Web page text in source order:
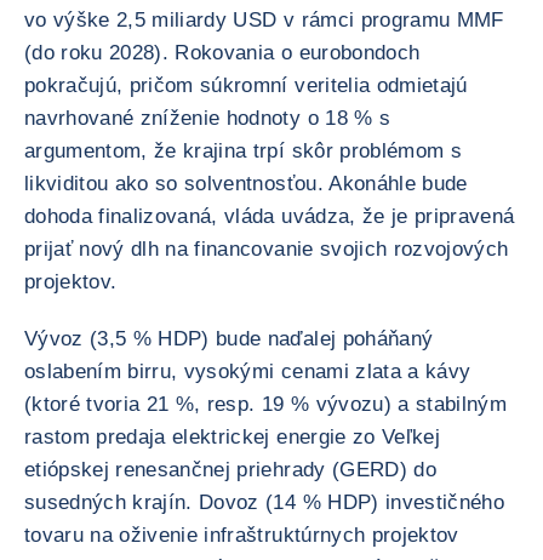
vo výške 2,5 miliardy USD v rámci programu MMF
(do roku 2028). Rokovania o eurobondoch
pokračujú, pričom súkromní veritelia odmietajú
navrhované zníženie hodnoty o 18 % s
argumentom, že krajina trpí skôr problémom s
likviditou ako so solventnosťou. Akonáhle bude
dohoda finalizovaná, vláda uvádza, že je pripravená
prijať nový dlh na financovanie svojich rozvojových
projektov.
Vývoz (3,5 % HDP) bude naďalej poháňaný
oslabením birru, vysokými cenami zlata a kávy
(ktoré tvoria 21 %, resp. 19 % vývozu) a stabilným
rastom predaja elektrickej energie zo Veľkej
etiópskej renesančnej priehrady (GERD) do
susedných krajín. Dovoz (14 % HDP) investičného
tovaru na oživenie infraštruktúrnych projektov